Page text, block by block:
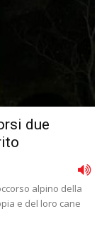
due
alpino della
e del loro cane